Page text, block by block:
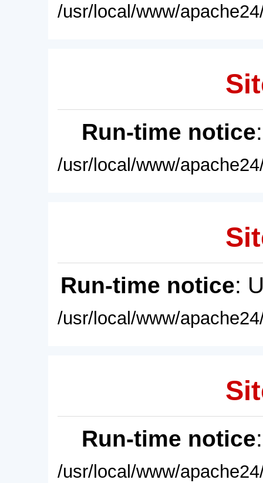
/usr/local/www/
Run-time notice
/usr/local/www/
Run-time notice:
/usr/local/www/
Run-time notice
/usr/local/www/